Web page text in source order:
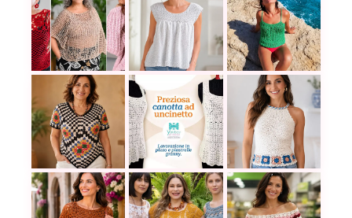
Blusas a crochet en tallas grandes para vestir
Blusa tupida a dos agujas para
Cómo tejer un top
Cómo tejer una blusa en punto granny a crochet
Preciosa blusa larga a crochet
Teje una blusa